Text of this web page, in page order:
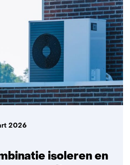
isoleren en
2026